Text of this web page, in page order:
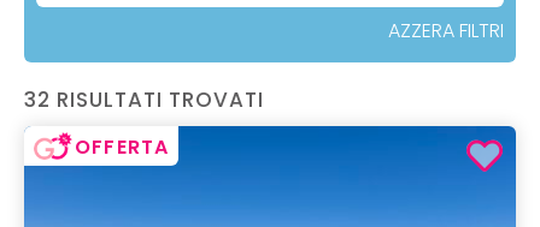
AZZERA FILTRI
32 RISULTATI TROVATI
OFFERTA